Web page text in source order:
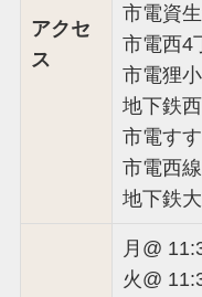
アクセ
ス
市電資
市電西4
市電狸
地下鉄
市電す
市電西
地下鉄
月@
火@